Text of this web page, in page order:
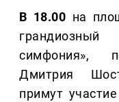
В 18.00 на
симфония»,
Дмитрия
примут